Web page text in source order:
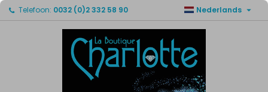
Telefoon: 0032 (0)2 332 58 90 Nederlands 
Mijn verlanglijsten ×
Maak een lijst
Maak een verlanglijst ×
Verlanglijst naam
Inloggen ×
U moet ingelogd zijn om producten in uw verlanglijst